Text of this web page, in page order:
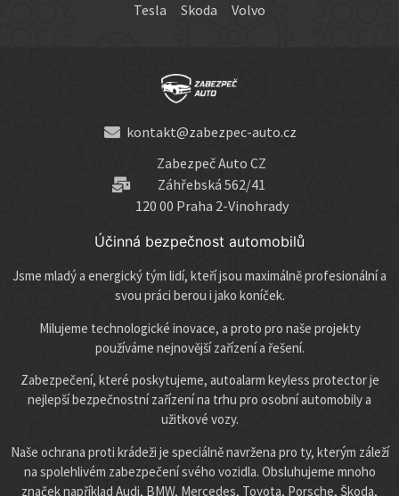
Tesla
Skoda Volvo
kontakt@zabezpec-auto.cz
Zabezpeč Auto CZ
Záhřebská 562/41
120 00 Praha 2-Vinohrady
Účinná bezpečnost automobilů
Jsme mladý a energický tým lidí, kteří jsou maximálně profesionální a
svou práci berou i jako koníček.
Milujeme technologické inovace, a proto pro naše projekty
používáme nejnovější zařízení a řešení.
Zabezpečení, které poskytujeme, autoalarm keyless protector je
nejlepší bezpečnostní zařízení na trhu pro osobní automobily a
užitkové vozy.
Naše ochrana proti krádeži je speciálně navržena pro ty, kterým záleží
na spolehlivém zabezpečení svého vozidla. Obsluhujeme mnoho
značek například Audi, BMW, Mercedes, Toyota, Porsche, Škoda,